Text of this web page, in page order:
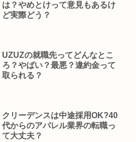
は？やめとけって意見もあるけ
ど実際どう？
UZUZの就職先ってどんなとこ
ろ？やばい？最悪？違約金って
取られる？
クリーデンスは中途採用OK?40
代からのアパレル業界の転職っ
て大丈夫？